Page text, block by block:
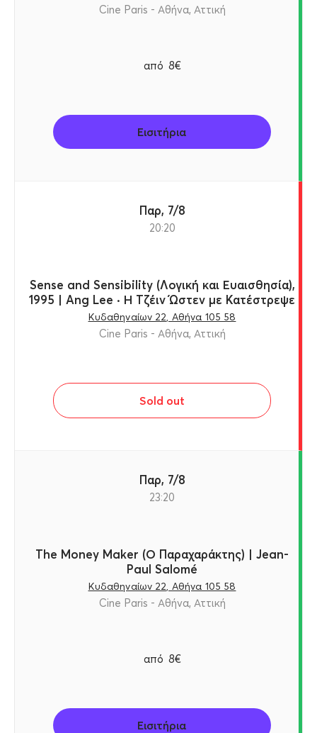
Cine Paris - Αθήνα, Αττική
από 8€
Εισιτήρια
Παρ, 7/8
20:20
Sense and Sensibility (Λογική και Ευαισθησία),
1995 | Ang Lee · Η Τζέιν Ώστεν με Κατέστρεψε
Κυδαθηναίων 22, Αθήνα 105 58
Cine Paris - Αθήνα, Αττική
Sold out
Παρ, 7/8
23:20
The Money Maker (Ο Παραχαράκτης) | Jean-
Paul Salomé
Κυδαθηναίων 22, Αθήνα 105 58
Cine Paris - Αθήνα, Αττική
από 8€
Εισιτήρια